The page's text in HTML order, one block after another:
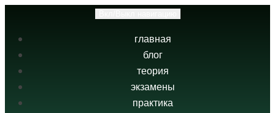
главная
блог
теория
экзамены
практика